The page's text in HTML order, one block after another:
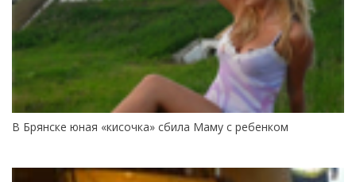
В Брянске юная «кисочка» сбила Маму с ребенком